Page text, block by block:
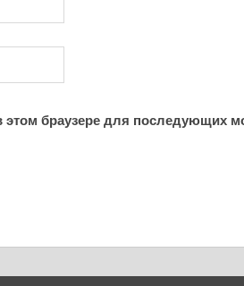
этом браузере для последующих